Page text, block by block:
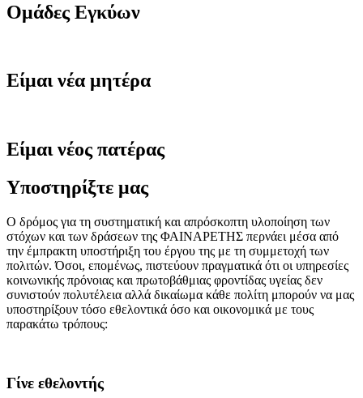
Ομάδες Εγκύων
Είμαι νέα μητέρα
Είμαι νέος πατέρας
Υποστηρίξτε μας
Ο δρόμος για τη συστηματική και απρόσκοπτη υλοποίηση των
στόχων και των δράσεων της ΦΑΙΝΑΡΕΤΗΣ περνάει μέσα από
την έμπρακτη υποστήριξη του έργου της με τη συμμετοχή των
πολιτών. Όσοι, επομένως, πιστεύουν πραγματικά ότι οι υπηρεσίες
κοινωνικής πρόνοιας και πρωτοβάθμιας φροντίδας υγείας δεν
συνιστούν πολυτέλεια αλλά δικαίωμα κάθε πολίτη μπορούν να μας
υποστηρίξουν τόσο εθελοντικά όσο και οικονομικά με τους
παρακάτω τρόπους:
Γίνε εθελοντής